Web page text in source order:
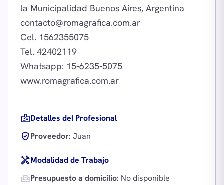
contacto@romagrafica.com.ar
Cel. 1562355075
Tel. 42402119
Whatsapp: 15-6235-5075
badgeDetalles del Profesional
verified_userProveedor: Juan
handymanModalidad de Trabajo
home_repair_servicePresupuesto a domicilio: No disponible